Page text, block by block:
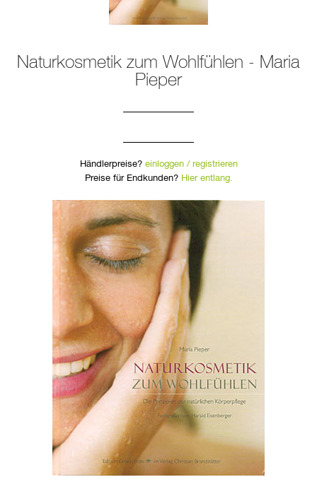
Naturkosmetik zum Wohlfühlen - Maria
Pieper
Händlerpreise? einloggen / registrieren
Preise für Endkunden? Hier entlang.